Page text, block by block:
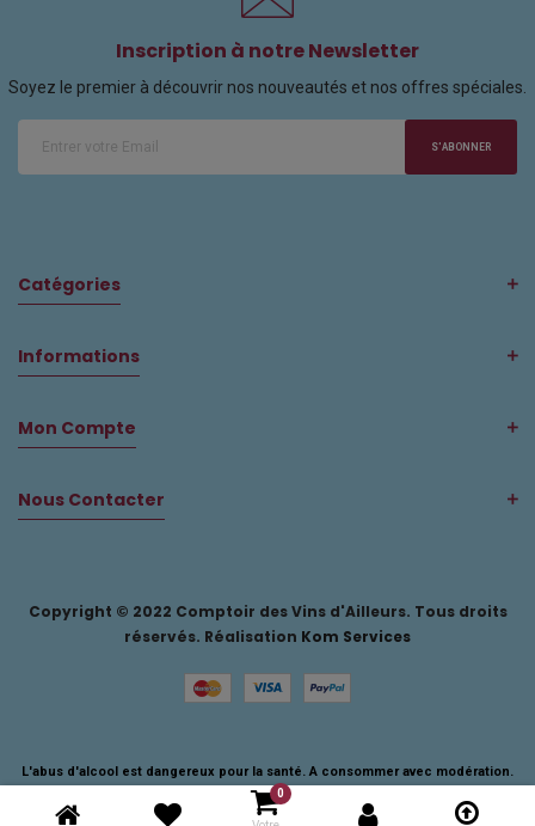
Inscription à notre Newsletter
Soyez le premier à découvrir nos nouveautés et nos offres spéciales.
S'ABONNER
Catégories
Informations
Mon Compte
Nous Contacter
Copyright © 2022 Comptoir des Vins d'Ailleurs. Tous droits
réservés. Réalisation Kom Services
L'abus d'alcool est dangereux pour la santé. A consommer avec modération.
0